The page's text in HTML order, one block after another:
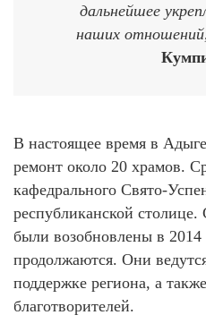
дальнейшее
наших
В настоящее время в
ремонт около 20 храмов.
кафедрального Свято-
республиканской
были возобновлены в 2014
продолжаются. Они
поддержке региона, а
благотворителей.